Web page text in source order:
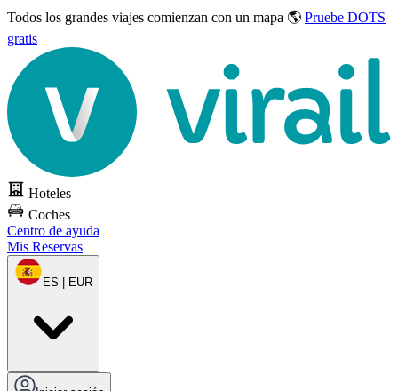
Todos los grandes viajes comienzan con un mapa 🌎 Pruebe DOTS
gratis
Hoteles
Coches
Centro de ayuda
Mis Reservas
ES | EUR